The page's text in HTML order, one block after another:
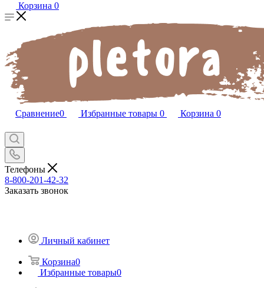
Корзина 0
Сравнение0 Избранные товары 0 Корзина 0
Телефоны
8-800-201-42-32
Заказать звонок
Личный кабинет
Корзина0
Избранные товары0